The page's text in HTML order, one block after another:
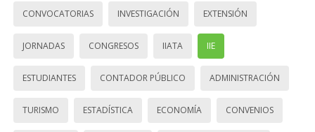
CONVOCATORIAS INVESTIGACIÓN EXTENSIÓN
JORNADAS CONGRESOS IIATA IIE
ESTUDIANTES CONTADOR PÚBLICO ADMINISTRACIÓN
TURISMO ESTADÍSTICA ECONOMÍA CONVENIOS